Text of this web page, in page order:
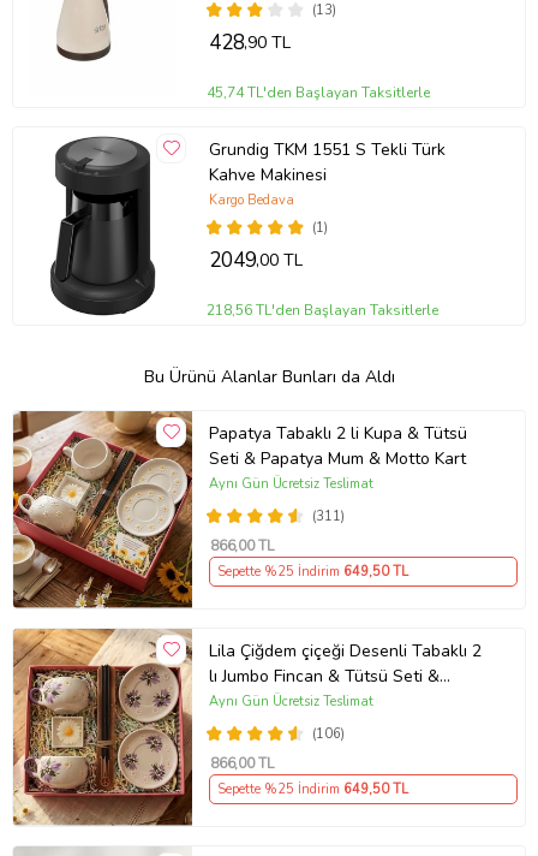
(13)
428,90 TL
45,74 TL'den Başlayan Taksitlerle
Grundig TKM 1551 S Tekli Türk
Kahve Makinesi
(1)
Kargo Bedava
2049,00 TL
218,56 TL'den Başlayan Taksitlerle
Bu Ürünü Alanlar Bunları da Aldı
Papatya Tabaklı 2 li Kupa & Tütsü
Seti & Papatya Mum & Motto Kart
(311)
Aynı Gün Ücretsiz Teslimat
866,00 TL
Sepette %25 İndirim 649,50 TL
Lila Çiğdem çiçeği Desenli Tabaklı 2
lı Jumbo Fincan & Tütsü Seti &
Papatya Mum &
(106)
Aynı Gün Ücretsiz Teslimat
866,00 TL
Sepette %25 İndirim 649,50 TL